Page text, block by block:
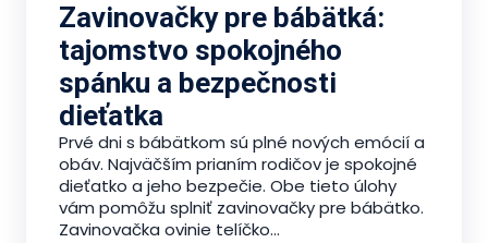
Zavinovačky pre bábätká:
tajomstvo spokojného
spánku a bezpečnosti
dieťatka
Prvé dni s bábätkom sú plné nových emócií a
obáv. Najväčším prianím rodičov je spokojné
dieťatko a jeho bezpečie. Obe tieto úlohy
vám pomôžu splniť zavinovačky pre bábätko.
Zavinovačka ovinie telíčko...